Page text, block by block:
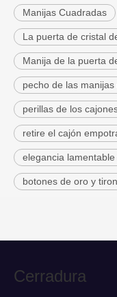
Manijas Cuadradas
La puerta de cristal
Manija de la puerta
pecho de las manijas
perillas de los
retire el cajón
elegancia
botones de oro y
Cerradura